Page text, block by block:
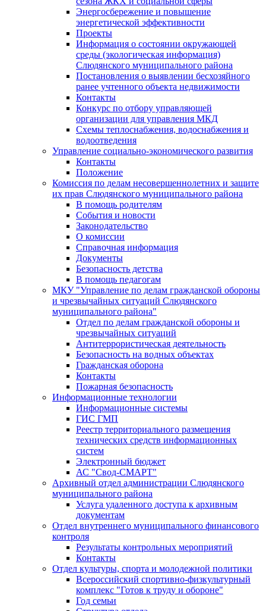
Энергосбережение и повышение
энергетической эффективности
Проекты
Информация о состоянии окружающей
среды (экологическая информация)
Слюдянского муниципального района
Постановления о выявлении бесхозяйного
ранее учтенного объекта недвижимости
Контакты
Конкурс по отбору управляющей
организации для управления МКД
Схемы теплоснабжения, водоснабжения и
водоотведения
Управление социально-экономического развития
Контакты
Положение
Комиссия по делам несовершеннолетних и защите
их прав Слюдянского муниципального района
В помощь родителям
События и новости
Законодательство
О комиссии
Справочная информация
Документы
Безопасность детства
В помощь педагогам
МКУ "Управление по делам гражданской обороны
и чрезвычайных ситуаций Слюдянского
муниципального района"
Отдел по делам гражданской обороны и
чрезвычайных ситуаций
Антитеррористическая деятельность
Безопасность на водных объектах
Гражданская оборона
Контакты
Пожарная безопасность
Информационные технологии
Информационные системы
ГИС ГМП
Реестр территориального размещения
технических средств информационных
систем
Электронный бюджет
АС "Свод-СМАРТ"
Архивный отдел администрации Слюдянского
муниципального района
Услуга удаленного доступа к архивным
документам
Отдел внутреннего муниципального финансового
контроля
Результаты контрольных мероприятий
Контакты
Отдел культуры, спорта и молодежной политики
Всероссийский спортивно-физкультурный
комплекс "Готов к труду и обороне"
Год семьи